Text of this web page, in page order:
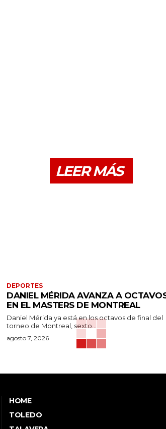
LEER MÁS
DEPORTES
DANIEL MÉRIDA AVANZA A
EN EL MASTERS DE MONTREAL
Daniel Mérida ya está en los octavos de final del
torneo de Montreal, sexto...
agosto 7, 2026
HOME
TOLEDO